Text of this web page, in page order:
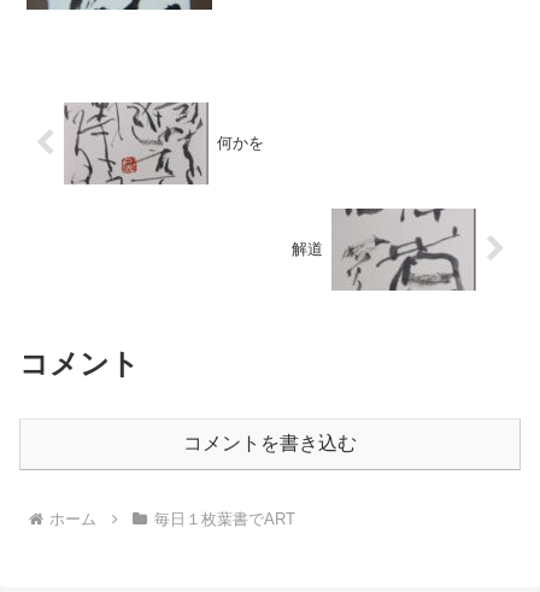
何かを
解道
コメント
コメントを書き込む
ホーム 毎日１枚葉書でART